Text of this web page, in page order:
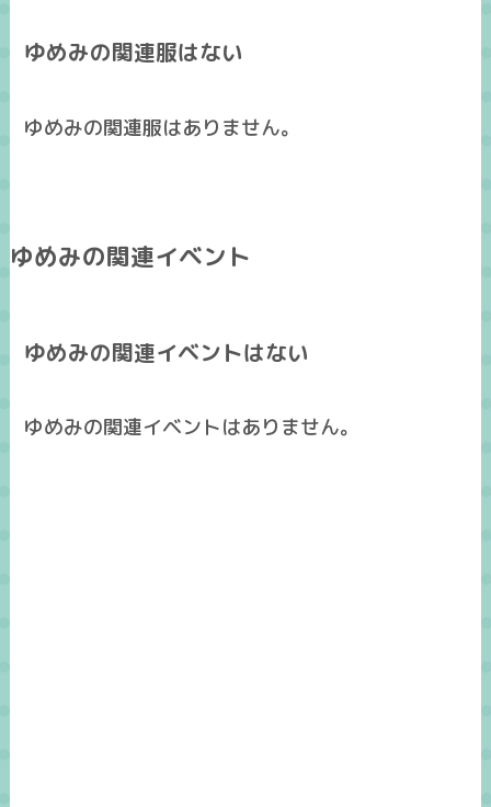
ゆめみの関連服はない
ゆめみの関連服はありません。
ゆめみの関連イベント
ゆめみの関連イベントはない
ゆめみの関連イベントはありません。